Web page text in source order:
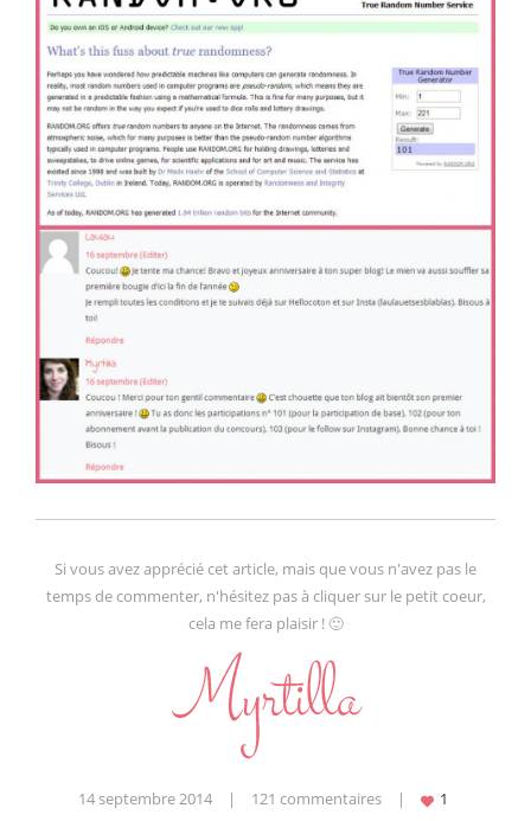
Si vous avez apprécié cet article, mais que vous n'avez pas le
temps de commenter, n'hésitez pas à cliquer sur le petit coeur,
cela me fera plaisir ! 🙂
14 septembre 2014 | 121 commentaires |